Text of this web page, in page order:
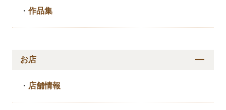
・作品集
お店
・ 店舗情報